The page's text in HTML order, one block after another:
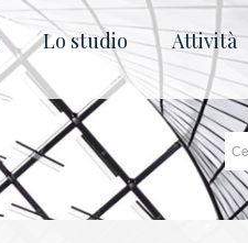
Lo studio Attività